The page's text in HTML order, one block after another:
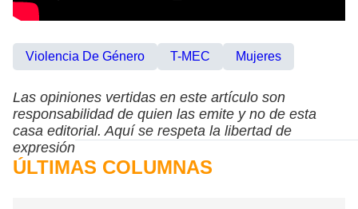
Violencia De Género T-MEC Mujeres
Las opiniones vertidas en este artículo son
responsabilidad de quien las emite y no de esta
casa editorial. Aquí se respeta la libertad de
expresión
ÚLTIMAS COLUMNAS